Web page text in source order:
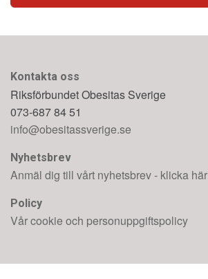
Kontakta oss
Riksförbundet Obesitas Sverige
073-687 84 51
info@obesitassverige.se
Nyhetsbrev
Anmäl dig till vårt nyhetsbrev - klicka här
Policy
Vår cookie och personuppgiftspolicy